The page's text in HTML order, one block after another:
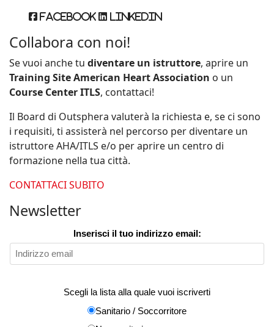
Facebook Linkedin
Collabora con noi!
Se vuoi anche tu diventare un istruttore, aprire un
Training Site American Heart Association o un
Course Center ITLS, contattaci!
Il Board di Outsphera valuterà la richiesta e, se ci sono
i requisiti, ti assisterà nel percorso per diventare un
istruttore AHA/ITLS e/o per aprire un centro di
formazione nella tua città.
CONTATTACI SUBITO
Newsletter
Inserisci il tuo indirizzo email:
Scegli la lista alla quale vuoi iscriverti
Sanitario / Soccorritore